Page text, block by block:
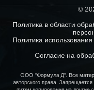
©
Политика в области
Политика
Согласие на
ООО "Формула Д". Все
авторского права.